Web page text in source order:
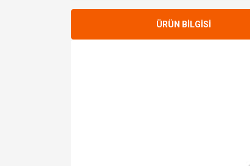
ÜRÜN BİLGİSİ